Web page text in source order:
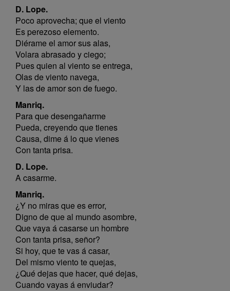
D. Lope.
Poco aprovecha; que el viento
Es perezoso elemento.
Diérame el amor sus alas,
Volara abrasado y ciego;
Pues quien al viento se entrega,
Olas de viento navega,
Y las de amor son de fuego.
Manriq.
Para que desengañarme
Pueda, creyendo que tienes
Causa, dime á lo que vienes
Con tanta prisa.
D. Lope.
A casarme.
Manriq.
¿Y no miras que es error,
Digno de que al mundo asombre,
Que vaya á casarse un hombre
Con tanta prisa, señor?
Si hoy, que te vas á casar,
Del mismo viento te quejas,
¿Qué dejas que hacer, qué dejas,
Cuando vayas á enviudar?